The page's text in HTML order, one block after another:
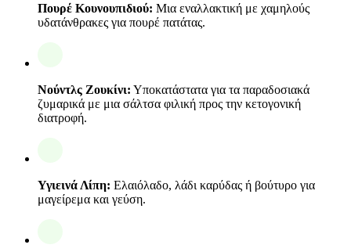
Πουρέ Κουνουπιδιού: Μια εναλλακτική με χαμηλούς
υδατάνθρακες για πουρέ πατάτας.
Νούντλς Ζουκίνι: Υποκατάστατα για τα παραδοσιακά
ζυμαρικά με μια σάλτσα φιλική προς την κετογονική
διατροφή.
Υγιεινά Λίπη: Ελαιόλαδο, λάδι καρύδας ή βούτυρο για
μαγείρεμα και γεύση.